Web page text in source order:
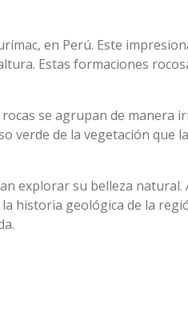
en Perú. Este
Estas formaciones
se agrupan de manera
verde de la vegetación que
explorar su belleza natural.
historia geológica de la